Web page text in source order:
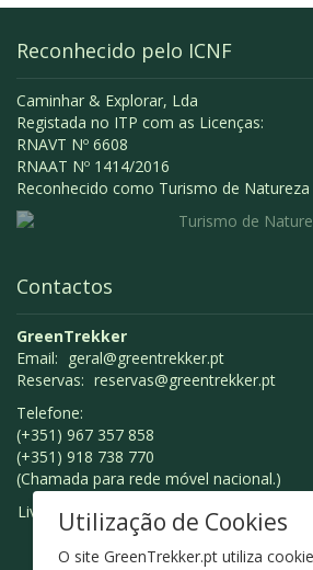
Reconhecido pelo ICNF
Caminhar & Explorar, Lda
Registada no ITP com as Licenças:
RNAVT Nº 6608
RNAAT Nº 1414/2016
Reconhecido como Turismo de Natureza
Contactos
GreenTrekker
Email: geral@greentrekker.pt
Reservas: reservas@greentrekker.pt
Telefone:
(+351) 967 357 858
(+351) 918 738 770
(Chamada para rede móvel nacional.)
Livro de Reclamações
Utilização de Cookies
O site GreenTrekker.pt utiliza